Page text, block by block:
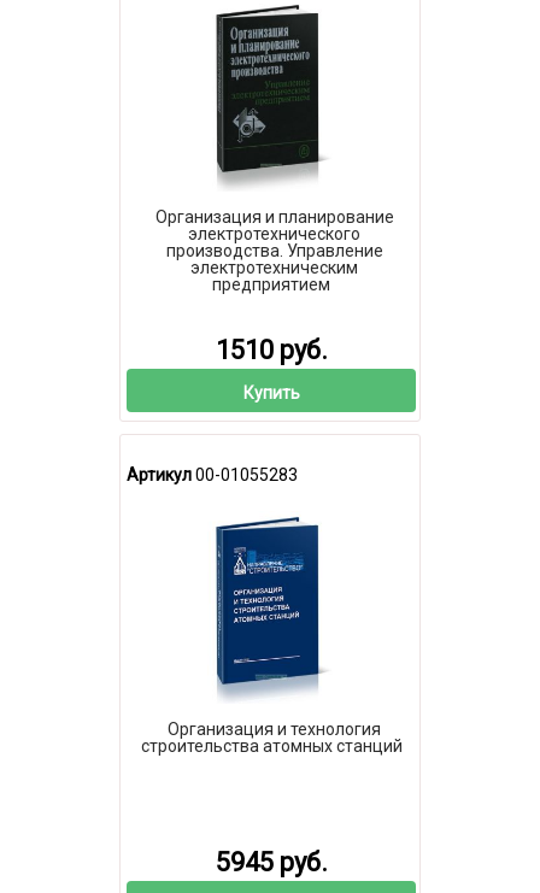
Организация и планирование
электротехнического
производства. Управление
электротехническим
предприятием
1510 руб.
Купить
Артикул00-01055283
Организация и технология
строительства атомных станций
5945 руб.